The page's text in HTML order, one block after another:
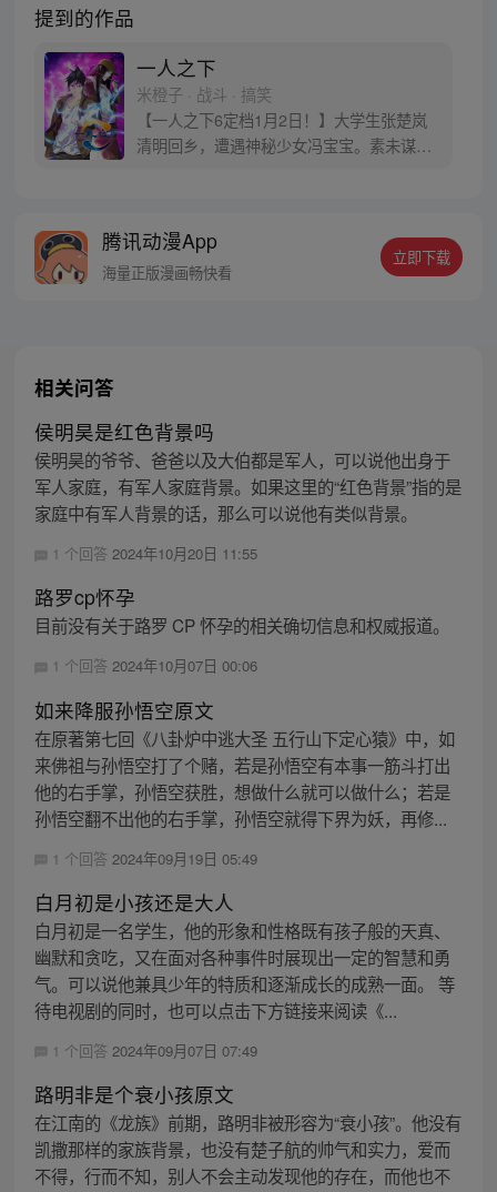
提到的作品
一人之下
米橙子 · 战斗 · 搞笑
【一人之下6定档1月2日！】大学生张楚岚
清明回乡，遭遇神秘少女冯宝宝。素未谋面
密，张楚岚的生活被彻底颠覆，与冯宝宝一
同踏上“异人”之旅。
腾讯动漫App
海量正版漫画畅快看
立即下载
相关问答
侯明昊是红色背景吗
侯明昊的爷爷、爸爸以及大伯都是军人，可以说他出身于
军人家庭，有军人家庭背景。如果这里的“红色背景”指的是
家庭中有军人背景的话，那么可以说他有类似背景。
1 个回答 2024年10月20日 11:55
路罗cp怀孕
目前没有关于路罗 CP 怀孕的相关确切信息和权威报道。
1 个回答 2024年10月07日 00:06
如来降服孙悟空原文
在原著第七回《八卦炉中逃大圣 五行山下定心猿》中，如
来佛祖与孙悟空打了个赌，若是孙悟空有本事一筋斗打出
他的右手掌，孙悟空获胜，想做什么就可以做什么；若是
孙悟空翻不出他的右手掌，孙悟空就得下界为妖，再修...
1 个回答 2024年09月19日 05:49
白月初是小孩还是大人
白月初是一名学生，他的形象和性格既有孩子般的天真、
幽默和贪吃，又在面对各种事件时展现出一定的智慧和勇
气。可以说他兼具少年的特质和逐渐成长的成熟一面。 等
待电视剧的同时，也可以点击下方链接来阅读《...
1 个回答 2024年09月07日 07:49
路明非是个衰小孩原文
在江南的《龙族》前期，路明非被形容为“衰小孩”。他没有
凯撒那样的家族背景，也没有楚子航的帅气和实力，爱而
不得，行而不知，别人不会主动发现他的存在，而他也不